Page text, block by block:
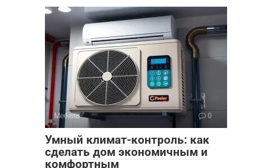
Мебель 0
Умный климат-контроль: как
сделать дом экономичным и
комфортным